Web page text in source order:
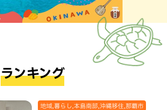
ランキング
地域,暮らし,本島南部,沖縄移住,那覇市